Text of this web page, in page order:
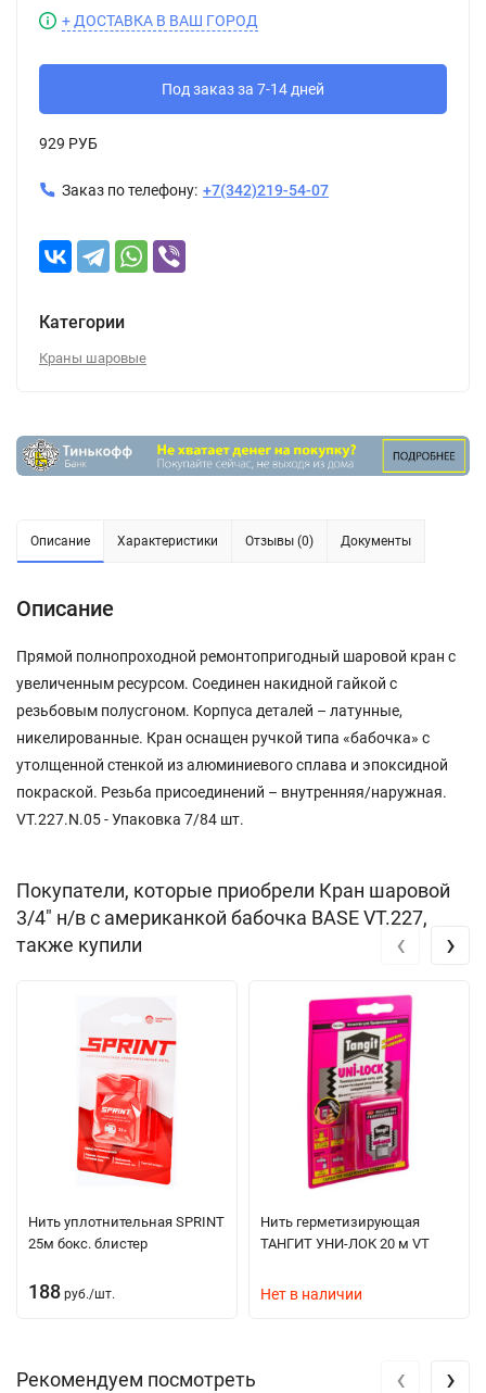
+ ДОСТАВКА В ВАШ ГОРОД
Под заказ за 7-14 дней
929 РУБ
Заказ по телефону: +7(342)219-54-07
Категории
Краны шаровые
Описание Характеристики Отзывы (0) Документы
Описание
Прямой полнопроходной ремонтопригодный шаровой кран с
увеличенным ресурсом. Соединен накидной гайкой с
резьбовым полусгоном. Корпуса деталей – латунные,
никелированные. Кран оснащен ручкой типа «бабочка» с
утолщенной стенкой из алюминиевого сплава и эпоксидной
покраской. Резьба присоединений – внутренняя/наружная.
VT.227.N.05 - Упаковка 7/84 шт.
Покупатели, которые приобрели Кран шаровой
3/4" н/в с американкой бабочка BASE VT.227,
также купили
Нить уплотнительная SPRINT
25м бокс. блистер
188 руб./шт.
Нить герметизирующая
ТАНГИТ УНИ-ЛОК 20 м VT
Нет в наличии
‹ ›
Рекомендуем посмотреть ‹ ›